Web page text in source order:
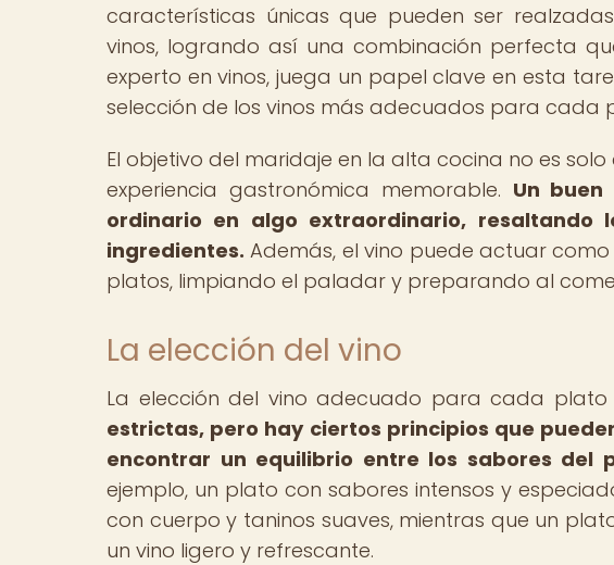
características únicas que pueden ser
vinos, logrando así una combinación perfecta
experto en vinos, juega un papel clave en esta
selección de los vinos más adecuados para cada
El objetivo del maridaje en la alta cocina no es
experiencia gastronómica memorable. Un
ordinario en algo extraordinario, resaltando
ingredientes. Además, el vino puede actuar
platos, limpiando el paladar y preparando al
La elección del vino
La elección del vino adecuado para cada plato
estrictas, pero hay ciertos principios que
encontrar un equilibrio entre los sabores del
ejemplo, un plato con sabores intensos y
con cuerpo y taninos suaves, mientras que un
un vino ligero y refrescante.